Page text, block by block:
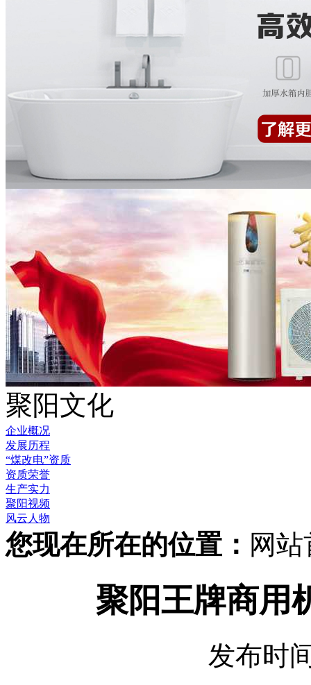
聚阳文化
企业概况
发展历程
“煤改电”资质
资质荣誉
生产实力
聚阳视频
风云人物
您现在所在的位置： 网
聚阳王牌商用
发布时